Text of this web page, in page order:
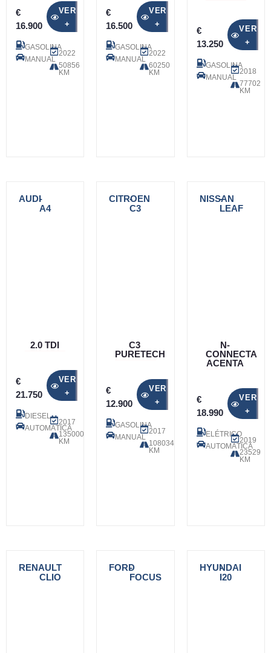
€
16.900
VER
+
GASOLINA
MANUAL
2022
50856
KM
€
16.500
VER
+
GASOLINA
MANUAL
2022
60250
KM
€
13.250
VER
+
GASOLINA
MANUAL
2018
77702
KM
AUDI-
A4
2.0 TDI
€
21.750
VER
+
DIESEL
AUTOMÁTICA
2017
135000
KM
CITROEN
-
C3
C3
PURETECH
€
12.900
VER
+
GASOLINA
MANUAL
2017
108034
KM
NISSAN
-
LEAF
N-
CONNECTA
ACENTA
€
18.990
VER
+
ELÉTRICO
AUTOMÁTICA
2019
23529
KM
RENAULT
-
CLIO
FORD
-
FOCUS
HYUNDAI
-
I20